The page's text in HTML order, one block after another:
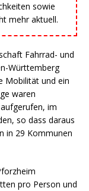
sowie
mehr aktuell.
Fahrrad- und
Württemberg
Mobilität und ein
waren
im
so dass daraus
in 29 Kommunen
pro Person und